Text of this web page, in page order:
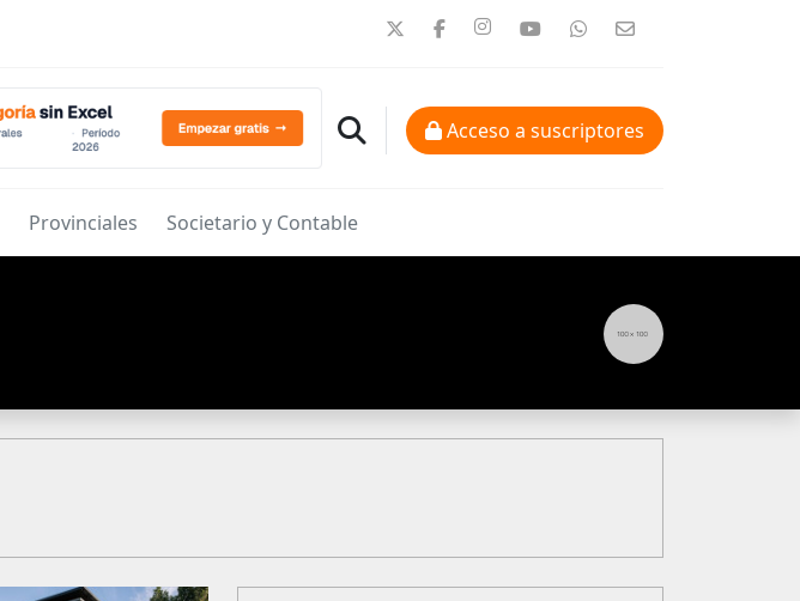
Acceso a suscriptores
Provinciales Societario y Contable